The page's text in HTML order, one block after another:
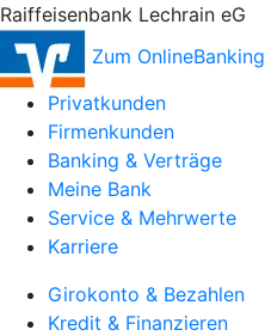
Raiffeisenbank Lechrain eG
Zum OnlineBanking
Privatkunden
Firmenkunden
Banking & Verträge
Meine Bank
Service & Mehrwerte
Karriere
Girokonto & Bezahlen
Kredit & Finanzieren